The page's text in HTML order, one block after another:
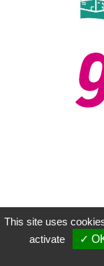
This site uses
activate